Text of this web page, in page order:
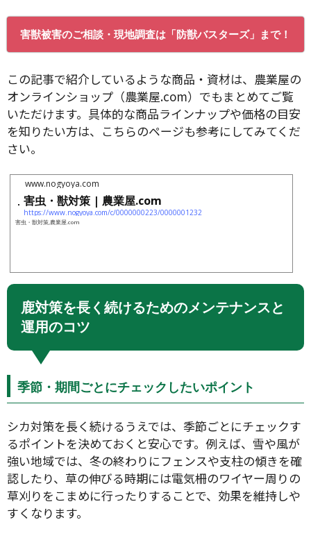
害獣被害のご相談・現地調査は「防獣バスターズ」まで！
この記事で紹介しているような商品・資材は、農業屋の
オンラインショップ（農業屋.com）でもまとめてご覧
いただけます。具体的な商品ラインナップや価格の目安
を知りたい方は、こちらのページも参考にしてみてくだ
さい。
www.nogyoya.com
害虫・獣対策 | 農業屋.com
https://www.nogyoya.com/c/0000000223/0000001232
害虫・獣対策,農業屋.com
鹿対策を長く続けるためのメンテナンスと
運用のコツ
季節・期間ごとにチェックしたいポイント
シカ対策を長く続けるうえでは、季節ごとにチェックす
るポイントを決めておくと安心です。例えば、雪や風が
強い地域では、冬の終わりにフェンスや支柱の傾きを確
認したり、草の伸びる時期には電気柵のワイヤー周りの
草刈りをこまめに行ったりすることで、効果を維持しや
すくなります。